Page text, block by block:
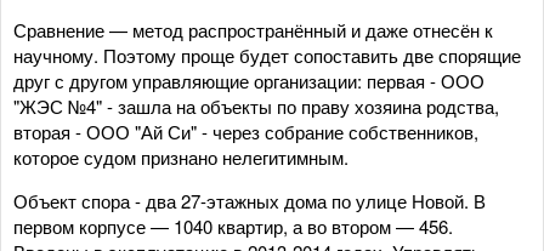
Сравнение — метод распространённый и даже отнесён к
научному. Поэтому проще будет сопоставить две спорящие
друг с другом управляющие организации: первая - ООО
"ЖЭС №4" - зашла на объекты по праву хозяина родства,
вторая - ООО "Ай Си" - через собрание собственников,
которое судом признано нелегитимным.
Объект спора - два 27-этажных дома по улице Новой. В
первом корпусе — 1040 квартир, а во втором — 456.